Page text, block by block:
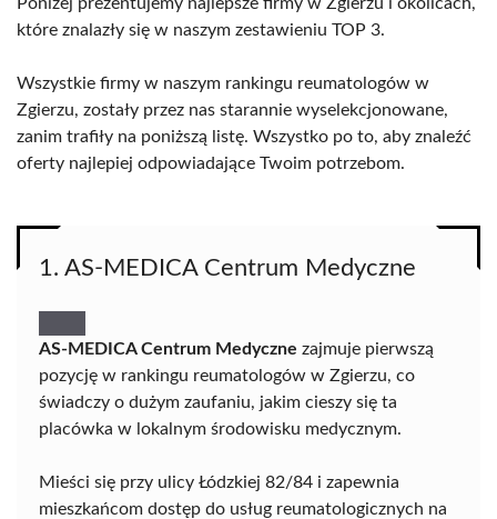
które znalazły się w naszym zestawieniu TOP 3.
Wszystkie firmy w naszym rankingu reumatologów w
Zgierzu, zostały przez nas starannie wyselekcjonowane,
zanim trafiły na poniższą listę. Wszystko po to, aby znaleźć
oferty najlepiej odpowiadające Twoim potrzebom.
1. AS-MEDICA Centrum Medyczne
AS-MEDICA Centrum Medyczne zajmuje pierwszą
pozycję w rankingu reumatologów w Zgierzu, co
świadczy o dużym zaufaniu, jakim cieszy się ta
placówka w lokalnym środowisku medycznym.
Mieści się przy ulicy Łódzkiej 82/84 i zapewnia
mieszkańcom dostęp do usług reumatologicznych na